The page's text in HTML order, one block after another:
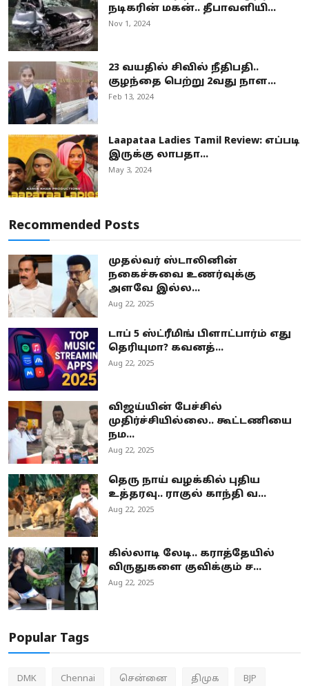
நடிகரின் மகன்.. தீபாவளியி...
Nov 1, 2024
23 வயதில் சிவில் நீதிபதி..
குழந்தை பெற்று 2வது நாள...
Feb 13, 2024
Laapataa Ladies Tamil Review: எப்படி
இருக்கு லாபதா...
May 3, 2024
Recommended Posts
முதல்வர் ஸ்டாலினின்
நகைச்சுவை உணர்வுக்கு
அளவே இல்ல...
Aug 22, 2025
டாப் 5 ஸ்ட்ரீமிங் பிளாட்பார்ம் எது
தெரியுமா? கவனத்...
Aug 22, 2025
விஜய்யின் பேச்சில்
முதிர்ச்சியில்லை.. கூட்டணியை
நம...
Aug 22, 2025
தெரு நாய் வழக்கில் புதிய
உத்தரவு.. ராகுல் காந்தி வ...
Aug 22, 2025
கில்லாடி லேடி.. கராத்தேயில்
விருதுகளை குவிக்கும் ச...
Aug 22, 2025
Popular Tags
DMK Chennai சென்னை திமுக BJP